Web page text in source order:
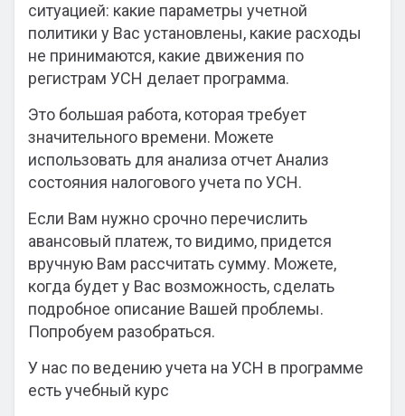
ситуацией: какие параметры учетной
политики у Вас установлены, какие расходы
не принимаются, какие движения по
регистрам УСН делает программа.
Это большая работа, которая требует
значительного времени. Можете
использовать для анализа отчет Анализ
состояния налогового учета по УСН.
Если Вам нужно срочно перечислить
авансовый платеж, то видимо, придется
вручную Вам рассчитать сумму. Можете,
когда будет у Вас возможность, сделать
подробное описание Вашей проблемы.
Попробуем разобраться.
У нас по ведению учета на УСН в программе
есть учебный курс